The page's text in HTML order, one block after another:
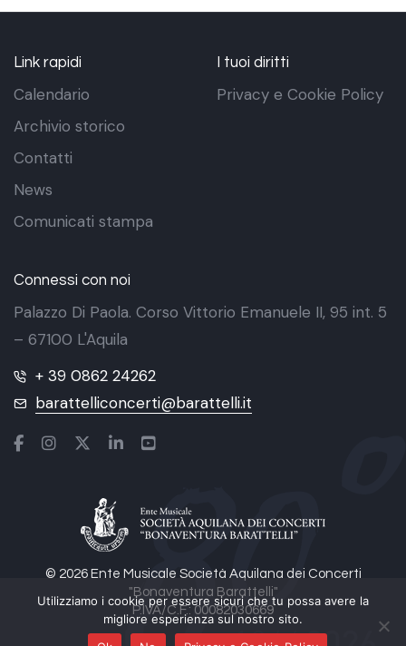
© 2026 Ente Musicale Società Aquilana dei Concerti
"Bonaventura Barattelli"
P.IVA/C.F.: 00082030669
Link rapidi
Calendario
Archivio storico
Contatti
News
Comunicati stampa
I tuoi diritti
Privacy e Cookie Policy
Connessi con noi
Palazzo Di Paola. Corso Vittorio Emanuele II, 95 int. 5
– 67100 L'Aquila
+ 39 0862 24262
barattelliconcerti@barattelli.it
Utilizziamo i cookie per essere sicuri che tu possa avere la
migliore esperienza sul nostro sito.